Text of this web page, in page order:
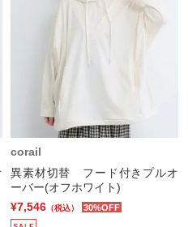
corail
異素材切替 フード付きプルオ
ーバー(オフホワイト)
¥7,546 （税込） 30%OFF